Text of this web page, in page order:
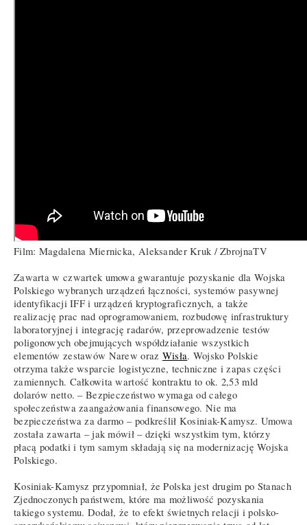
Film: Magdalena Miernicka, Aleksander Kruk / ZbrojnaTV
Zawarta w czwartek umowa gwarantuje pozyskanie dla Wojska
Polskiego wybranych urządzeń łączności, systemów pasywnej
identyfikacji IFF i urządzeń kryptograficznych, a także
realizację prac nad oprogramowaniem, rozbudowę infrastruktury
laboratoryjnej i integrację radarów, przeprowadzenie testów
poligonowych obejmujących współdziałanie wszystkich
elementów zestawów Narew oraz Wisła. Wojsko Polskie
otrzyma także wsparcie logistyczne, techniczne i zapas części
zamiennych. Całkowita wartość kontraktu to ok. 2,53 mld
dolarów netto. – Bezpieczeństwo wymaga od całego
społeczeństwa zaangażowania finansowego. Nie ma
bezpieczeństwa za darmo – podkreślił Kosiniak-Kamysz. Umowa
została zawarta – jak mówił – dzięki wszystkim tym, którzy
płacą podatki i tym samym składają się na modernizację Wojska
Polskiego.
Kosiniak-Kamysz przypomniał, że Polska jest drugim po Stanach
Zjednoczonych państwem, które ma możliwość pozyskania
takiego systemu. Dodał, że to efekt świetnych relacji i polsko-